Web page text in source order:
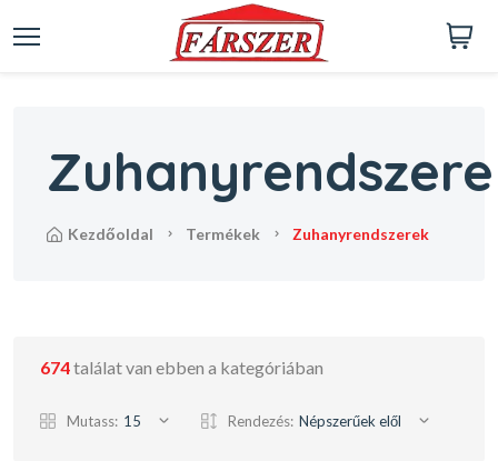
kezdőoldal termékek zuhanyrendszerek
674találat van ebben a kategóriában
Mutass: 15 Rendezés: Népszerűek elől